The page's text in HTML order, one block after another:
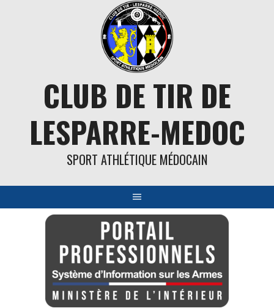
CLUB DE TIR DE
LESPARRE-MEDOC
SPORT ATHLÉTIQUE MÉDOCAIN